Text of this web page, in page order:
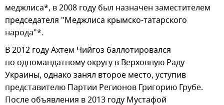
меджлиса*, в 2008 году был назначен заместителем
председателя "Меджлиса крымско-татарского
народа"*.
В 2012 году Ахтем Чийгоз баллотировался
по одномандатному округу в Верховную Раду
Украины, однако занял второе место, уступив
представителю Партии Регионов Григорию Грубе.
После объявления в 2013 году Мустафой